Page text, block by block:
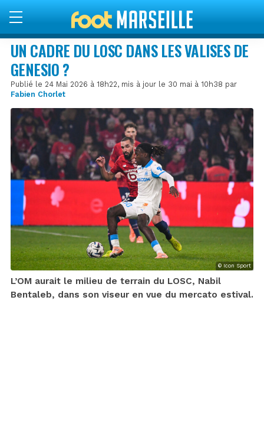
UN CADRE DU LOSC DANS LES VALISES DE
GENESIO ?
Publié le 24 Mai 2026 à 18h22, mis à jour le 30 mai à 10h38 par
Fabien Chorlet
© Icon Sport
L’OM aurait le milieu de terrain du LOSC, Nabil
Bentaleb, dans son viseur en vue du mercato estival.